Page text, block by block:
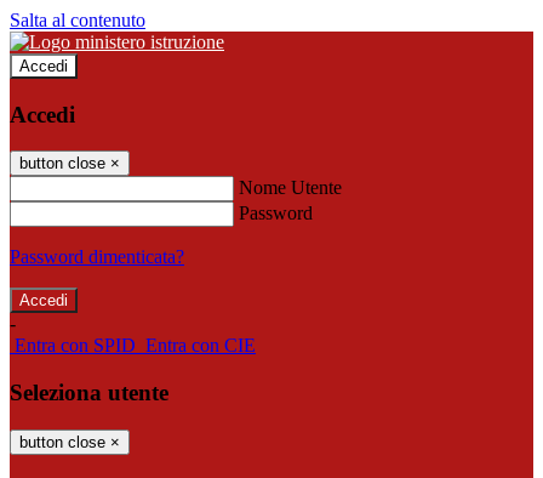
Salta al contenuto
Accedi
Accedi
button close ×
Nome Utente
Password
Password dimenticata?
-
Entra con SPID Entra con CIE
Seleziona utente
button close ×